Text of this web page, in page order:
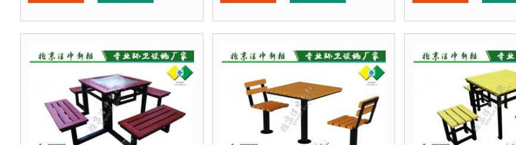
度性高
和铸铁椅腿组装而成，塑木坚固耐用，